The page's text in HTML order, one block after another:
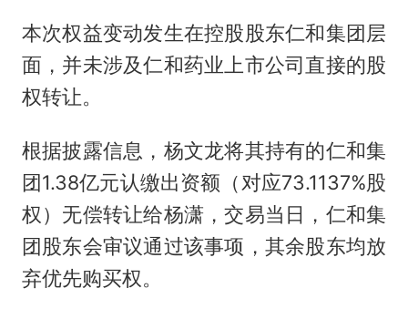
本次权益变动发生在控股股东仁和集团层
面，并未涉及仁和药业上市公司直接的股
权转让。
根据披露信息，杨文龙将其持有的仁和集
团1.38亿元认缴出资额（对应73.1137%股
权）无偿转让给杨潇，交易当日，仁和集
团股东会审议通过该事项，其余股东均放
弃优先购买权。